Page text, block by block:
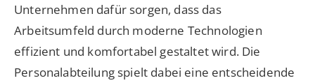
Unternehmen dafür sorgen, dass das
Arbeitsumfeld durch moderne Technologien
effizient und komfortabel gestaltet wird. Die
Personalabteilung spielt dabei eine entscheidende